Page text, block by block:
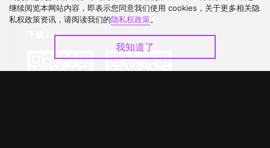
下载 APP
继续阅览本网站内容，即表示您同意我们使用 cookies，关于更多相关隐
私权政策资讯，请阅读我们的隐私权政策。
我知道了